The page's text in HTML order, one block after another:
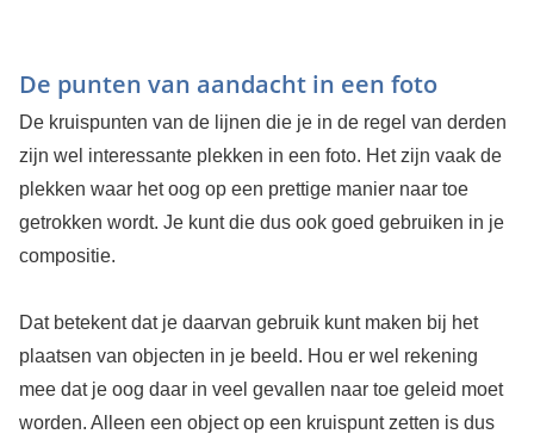
De punten van aandacht in een foto
De kruispunten van de lijnen die je in de regel van derden
zijn wel interessante plekken in een foto. Het zijn vaak de
plekken waar het oog op een prettige manier naar toe
getrokken wordt. Je kunt die dus ook goed gebruiken in je
compositie.
Dat betekent dat je daarvan gebruik kunt maken bij het
plaatsen van objecten in je beeld. Hou er wel rekening
mee dat je oog daar in veel gevallen naar toe geleid moet
worden. Alleen een object op een kruispunt zetten is dus